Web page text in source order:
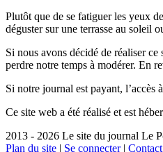
Plutôt que de se fatiguer les yeux
déguster sur une terrasse au soleil
Si nous avons décidé de réaliser
perdre notre temps à modérer. En
Si notre journal est payant, l’accès
Ce site web a été réalisé et est
2013 - 2026 Le site du journal Le
Plan du site | Se connecter| Contact